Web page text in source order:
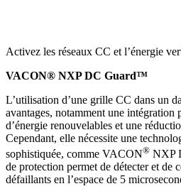
Activez les réseaux CC et l’énergie
VACON® NXP DC Guard™
L’utilisation d’une grille CC dans un
avantages, notamment une intégration
d’énergie renouvelables et une
Cependant, elle nécessite une
sophistiquée, comme VACON® NXP
de protection permet de détecter et de
défaillants en l’espace de 5